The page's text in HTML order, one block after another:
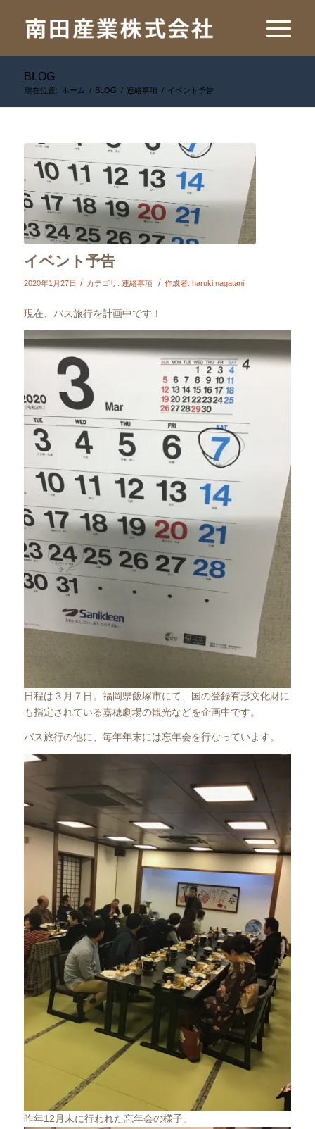
BLOG
現在位置: ホーム / BLOG / 連絡事項 / イベント予告
イベント予告
2020年1月27日 / カテゴリ: 連絡事項 / 作成者: haruki nagatani
現在、バス旅行を計画中です！
日程は３月７日。福岡県飯塚市にて、国の登録有形文化財に
も指定されている嘉穂劇場の観光などを企画中です。
バス旅行の他に、毎年年末には忘年会を行なっています。
昨年12月末に行われた忘年会の様子。